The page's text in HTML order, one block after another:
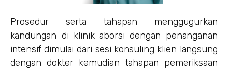
Prosedur serta tahapan menggugurkan
kandungan di klinik aborsi dengan penanganan
intensif dimulai dari sesi konsuling klien langsung
dengan dokter kemudian tahapan pemeriksaan